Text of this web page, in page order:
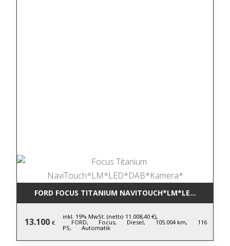
FORD FOCUS TITANIUM
13.100 €
inkl. 19% MwSt. (netto 11.008,40 €),
FORD, Focus, Diesel, 105.004 km, 116
PS, Automatik